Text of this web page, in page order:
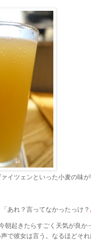
イツェンといった小麦の味
あれ？言ってなかったっけ？
朝起きたらすごく天気が良か
で彼女は言う。なるほどそ